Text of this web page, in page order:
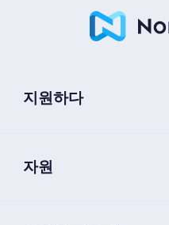
지원하다
자원